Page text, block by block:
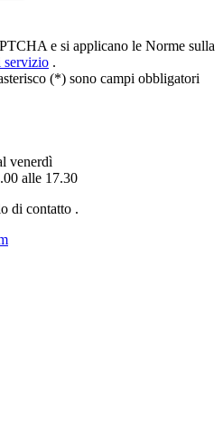
e si applicano le Norme sulla
servizio .
(*) sono campi obbligatori
venerdì
alle 17.30
di contatto .